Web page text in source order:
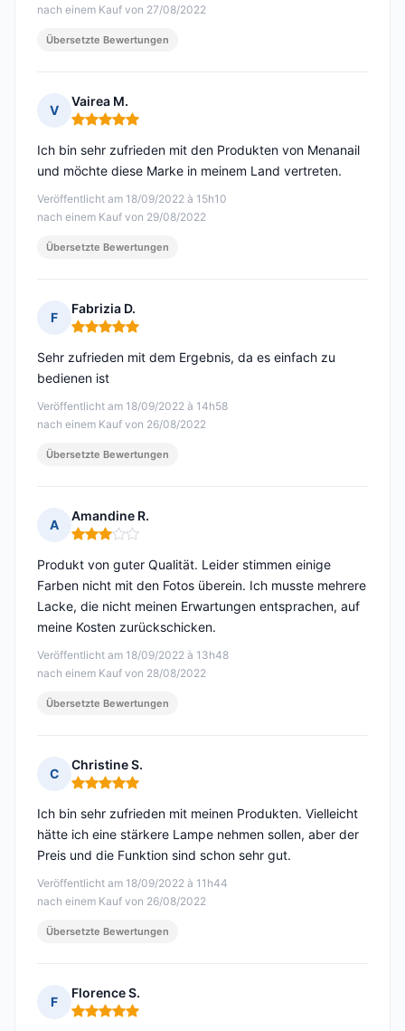
nach einem Kauf von 27/08/2022
Übersetzte Bewertungen
V
Vairea M.
Hinweis: 5 von 5
Veröffentlicht am 18/09/2022 à 15h10
nach einem Kauf von 29/08/2022
Ich bin sehr zufrieden mit den Produkten von Menanail
und möchte diese Marke in meinem Land vertreten.
Übersetzte Bewertungen
F
Fabrizia D.
Hinweis: 5 von 5
Veröffentlicht am 18/09/2022 à 14h58
nach einem Kauf von 26/08/2022
Sehr zufrieden mit dem Ergebnis, da es einfach zu
bedienen ist
Übersetzte Bewertungen
A
Amandine R.
Hinweis: 3 von 5
Veröffentlicht am 18/09/2022 à 13h48
nach einem Kauf von 28/08/2022
Produkt von guter Qualität. Leider stimmen einige
Farben nicht mit den Fotos überein. Ich musste mehrere
Lacke, die nicht meinen Erwartungen entsprachen, auf
meine Kosten zurückschicken.
Übersetzte Bewertungen
C
Christine S.
Hinweis: 5 von 5
Veröffentlicht am 18/09/2022 à 11h44
nach einem Kauf von 26/08/2022
Ich bin sehr zufrieden mit meinen Produkten. Vielleicht
hätte ich eine stärkere Lampe nehmen sollen, aber der
Preis und die Funktion sind schon sehr gut.
Übersetzte Bewertungen
F
Florence S.
Hinweis: 5 von 5